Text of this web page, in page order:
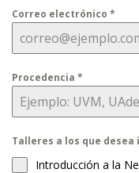
Correo electrónico *
Procedencia *
Talleres a los que
Introducción a la